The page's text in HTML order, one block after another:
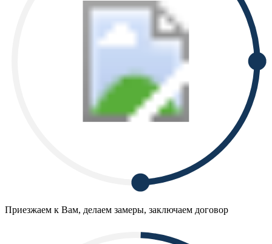
Приезжаем к Вам, делаем замеры, заключаем договор